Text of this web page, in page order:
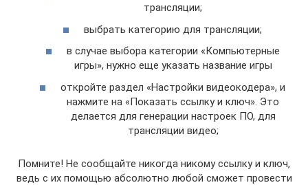
трансляции;
выбрать категорию для трансляции;
в случае выбора категории «Компьютерные
игры», нужно еще указать название игры
откройте раздел «Настройки видеокодера», и
нажмите на «Показать ссылку и ключ». Это
делается для генерации настроек ПО, для
трансляции видео;
Помните! Не сообщайте никогда никому ссылку и ключ,
ведь с их помощью абсолютно любой сможет провести